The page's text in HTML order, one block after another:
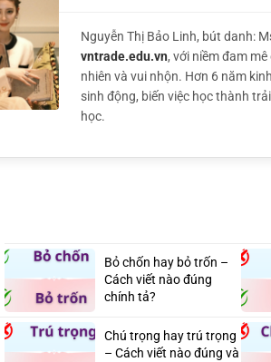
Nguyễn Thị Bảo Linh, bút danh:
vntrade.edu.vn, với niềm đam
nhiên và vui nhộn. Hơn 6 năm
sinh động, biến việc học thành
học.
Bỏ chốn hay bỏ trốn –
Cách viết nào đúng
chính tả?
Chú trọng hay trú trọng
– Cách viết nào đúng và